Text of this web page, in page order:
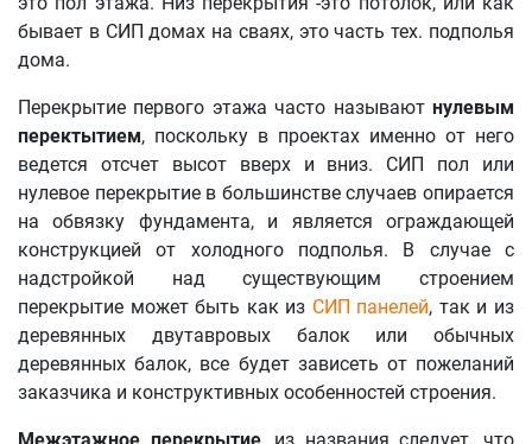
бывает в СИП домах на сваях, это часть тех. подполья
дома.
Перекрытие первого этажа часто называют нулевым
перектытием, поскольку в проектах именно от него
ведется отсчет высот вверх и вниз. СИП пол или
нулевое перекрытие в большинстве случаев опирается
на обвязку фундамента, и является ограждающей
конструкцией от холодного подполья. В случае с
надстройкой над существующим строением
перекрытие может быть как из СИП панелей, так и из
деревянных двутавровых балок или обычных
деревянных балок, все будет зависеть от пожеланий
заказчика и конструктивных особенностей строения.